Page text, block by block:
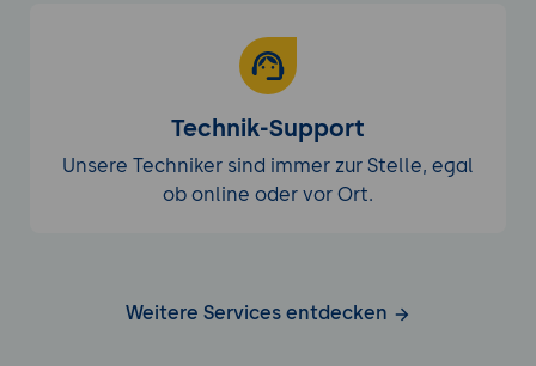
Technik-Support
Unsere Techniker sind immer zur Stelle, egal
ob online oder vor Ort.
Weitere Services entdecken